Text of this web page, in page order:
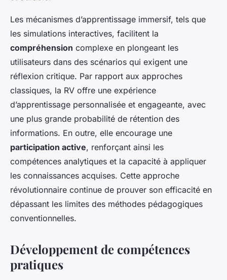
Les mécanismes d’apprentissage immersif, tels que
les simulations interactives, facilitent la
compréhension complexe en plongeant les
utilisateurs dans des scénarios qui exigent une
réflexion critique. Par rapport aux approches
classiques, la RV offre une expérience
d’apprentissage personnalisée et engageante, avec
une plus grande probabilité de rétention des
informations. En outre, elle encourage une
participation active, renforçant ainsi les
compétences analytiques et la capacité à appliquer
les connaissances acquises. Cette approche
révolutionnaire continue de prouver son efficacité en
dépassant les limites des méthodes pédagogiques
conventionnelles.
Développement de compétences
pratiques